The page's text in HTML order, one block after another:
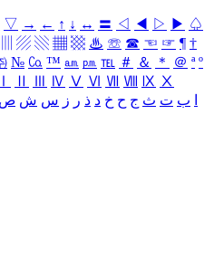
▽ → ← ↑ ↓ ↔ 〓 ◁ ◀ ▷ ▶ ♤
▨ ▧ ▦ ▩ ♨ ☏ ☎ ☜ ☞ ¶ †
№ ㏇ ™ ㏂ ㏘ ℡ ＃ ＆ ＊ ＠ ª º
Ⅳ Ⅴ Ⅵ Ⅶ Ⅷ Ⅸ Ⅹ
ب ت ث ج ح خ د ذ ر ز س ش ص